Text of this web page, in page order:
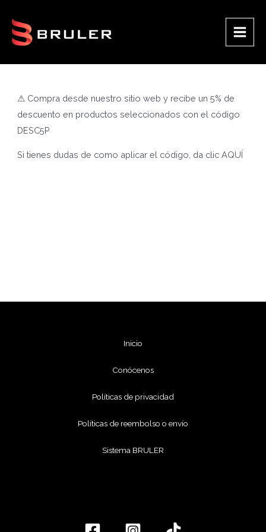
contenido
Main
⚠ Compra desde nuestro sitio web y recibe un 5% de
descuento en productos seleccionados con el código
DESC5P
Si tienes dudas de como aplicar el código, da clicAQUÍ
Inicio
Conócenos
Políticas de privacidad
Políticas de reembolso o envío
Sistema BRULER